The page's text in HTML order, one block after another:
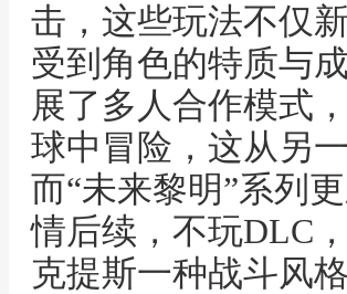
击，这些玩法不仅
受到角色的特质与
展了多人合作模式
球中冒险，这从另
而“未来黎明”系列
情后续，不玩DLC
克提斯一种战斗风